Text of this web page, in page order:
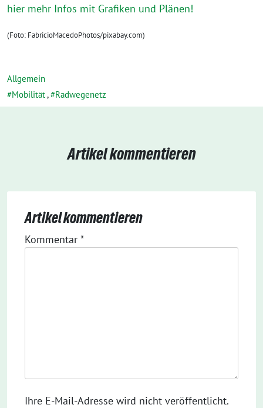
hier mehr Infos mit Grafiken und Plänen!
(Foto: FabricioMacedoPhotos/pixabay.com)
Allgemein
Mobilität, Radwegenetz
Artikel kommentieren
Artikel kommentieren
Kommentar *
Ihre E-Mail-Adresse wird nicht veröffentlicht.